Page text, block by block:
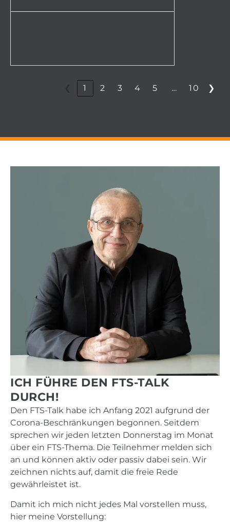
1 2 3 4 5 … 10 ❯
ICH FÜHRE DEN FTS-TALK
DURCH!
Den FTS-Talk habe ich Anfang 2021 aufgrund der
Corona-Beschränkungen begonnen. Seitdem
sprechen wir jeden letzten Donnerstag im Monat
über ein FTS-Thema. Die Teilnehmer melden sich
an und können aktiv oder passiv dabei sein. Wir
zeichnen nichts auf, damit die freie Rede
gewährleistet ist.
Damit ich mich nicht jedes Mal vorstellen muss,
hier meine Vorstellung: